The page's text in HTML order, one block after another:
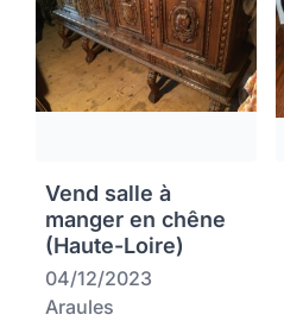
Vend salle à
manger en chêne
(Haute-Loire)
04/12/2023
Araules